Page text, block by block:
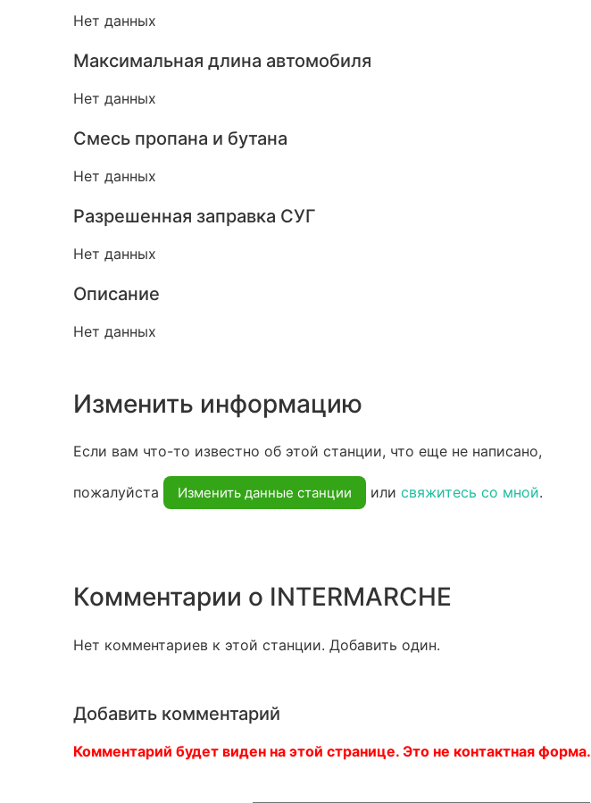
Нет данных
Максимальная длина автомобиля
Нет данных
Смесь пропана и бутана
Нет данных
Разрешенная заправка СУГ
Нет данных
Описание
Нет данных
Изменить информацию
Если вам что-то известно об этой станции, что еще не написано,
пожалуйста Изменить данные станции или свяжитесь со мной.
Комментарии о INTERMARCHE
Нет комментариев к этой станции. Добавить один.
Добавить комментарий
Комментарий будет виден на этой странице. Это не контактная форма.